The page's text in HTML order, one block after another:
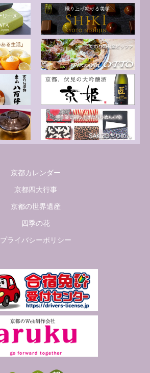
京都カレンダー
京都四大行事
京都の世界遺産
四季の花
プライバシーポリシー